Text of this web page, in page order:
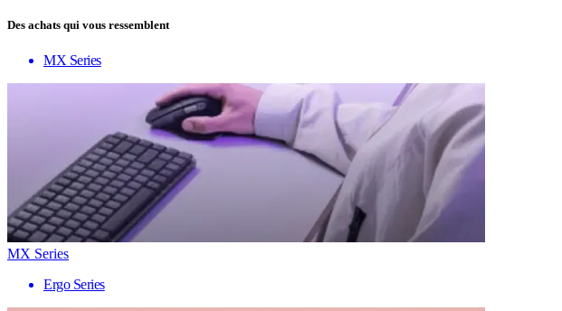
Des achats qui vous ressemblent
MX Series
MX Series
Ergo Series